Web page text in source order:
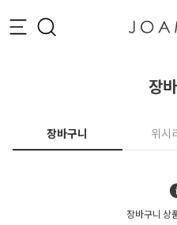
장
장바구니 위시
장바구니 상